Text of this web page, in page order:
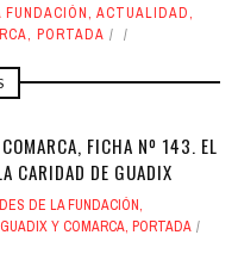
, ACTUALIDAD,
, PORTADA
FICHA Nº 143. EL
CARIDAD DE GUADIX
DE LA FUNDACIÓN,
Y COMARCA, PORTADA